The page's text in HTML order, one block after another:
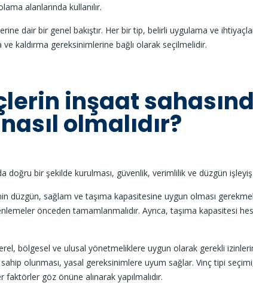
alanlarında kullanılır.
dair bir genel bakıştır. Her bir tip, belirli uygulama ve
ve kaldırma gereksinimlerine bağlı olarak seçilmelidir.
inşaat
olmalıdır?
doğru bir şekilde kurulması, güvenlik, verimlilik ve düzgün
düzgün, sağlam ve taşıma kapasitesine uygun olması
önceden tamamlanmalıdır. Ayrıca, taşıma kapasitesi
bölgesel ve ulusal yönetmeliklere uygun olarak gerekli
olunması, yasal gereksinimlere uyum sağlar. Vinç tipi
faktörler göz önüne alınarak yapılmalıdır.